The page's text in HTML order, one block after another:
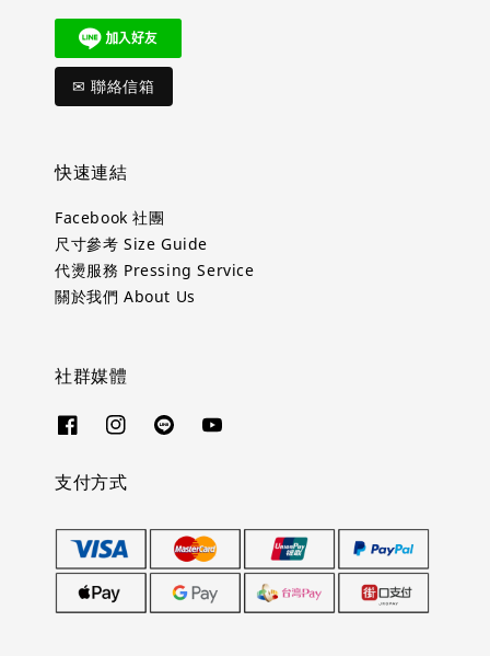
✉ 聯絡信箱
快速連結
Facebook 社團
尺寸參考 Size Guide
代燙服務 Pressing Service
關於我們 About Us
社群媒體
支付方式